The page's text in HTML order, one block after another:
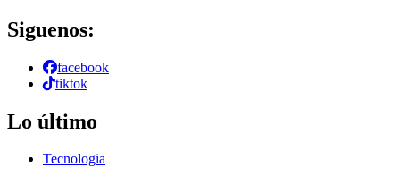
Siguenos:
facebook
tiktok
Lo último
Tecnologia